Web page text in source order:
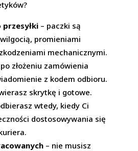
przesyłki – paczki są
promieniami
mechanicznymi.
złożeniu zamówienia
z kodem odbioru.
skrytkę i gotowe.
wtedy, kiedy Ci
dostosowywania się
– nie musisz